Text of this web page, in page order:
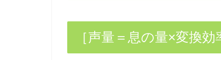
［声量＝息の量×変換